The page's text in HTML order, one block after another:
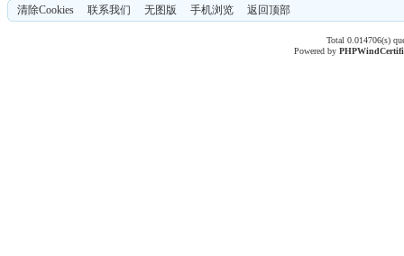
清除Cookies 联系我们 无图版 手机浏览 返回顶部
Total 0.014706(s)
Powered byPHPWind